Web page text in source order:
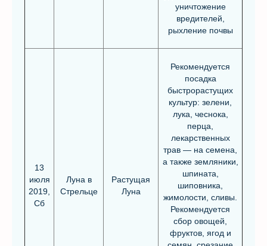
уничтожение
вредителей,
рыхление почвы
13
июля
2019,
Сб
Луна в
Стрельце
Растущая
Луна
Рекомендуется
посадка
быстрорастущих
культур: зелени,
лука, чеснока,
перца,
лекарственных
трав — на семена,
а также земляники,
шпината,
шиповника,
жимолости, сливы.
Рекомендуется
сбор овощей,
фруктов, ягод и